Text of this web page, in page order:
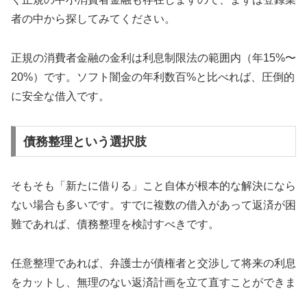
者の中から探してみてください。
正規の消費者金融の金利は利息制限法の範囲内（年15%〜
20%）です。ソフト闇金の年利数百%と比べれば、圧倒的
に安全な借入です。
債務整理という選択肢
そもそも「新たに借りる」こと自体が根本的な解決になら
ない場合も多いです。すでに複数の借入があって返済が困
難であれば、債務整理を検討すべきです。
任意整理であれば、弁護士が債権者と交渉して将来の利息
をカットし、無理のない返済計画を立て直すことができま